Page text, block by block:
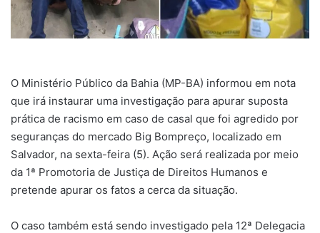
O Ministério Público da Bahia (MP-BA) informou em nota
que irá instaurar uma investigação para apurar suposta
prática de racismo em caso de casal que foi agredido por
seguranças do mercado Big Bompreço, localizado em
Salvador, na sexta-feira (5). Ação será realizada por meio
da 1ª Promotoria de Justiça de Direitos Humanos e
pretende apurar os fatos a cerca da situação.
O caso também está sendo investigado pela 12ª Delegacia